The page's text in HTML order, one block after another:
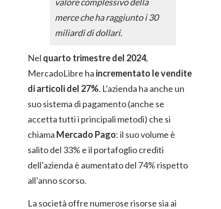
merce che ha raggiunto i 30
miliardi di dollari.
Nel quarto trimestre del 2024,
MercadoLibre ha incrementato le vendite
di articoli del 27%. L’azienda ha anche un
suo sistema di pagamento (anche se
accetta tutti i principali metodi) che si
chiama Mercado Pago: il suo volume è
salito del 33% e il portafoglio crediti
dell’azienda è aumentato del 74% rispetto
all’anno scorso.
La società offre numerose risorse sia ai